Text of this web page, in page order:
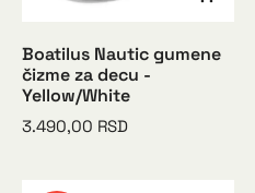
Boatilus Nautic gumene
čizme za decu -
Yellow/White
3.490,00 RSD